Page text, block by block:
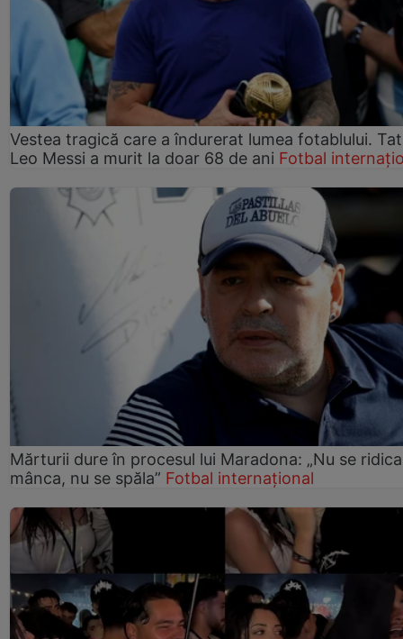
Vestea tragică care a îndurerat lumea fotablului.
Leo Messi a murit la doar 68 de ani Fotbal
Mărturii dure în procesul lui Maradona: „Nu se
mânca, nu se spăla” Fotbal internațional